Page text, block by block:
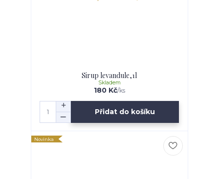
Sirup levandule,1l
180 Kč/ks
Skladem
Přidat do košíku
Novinka